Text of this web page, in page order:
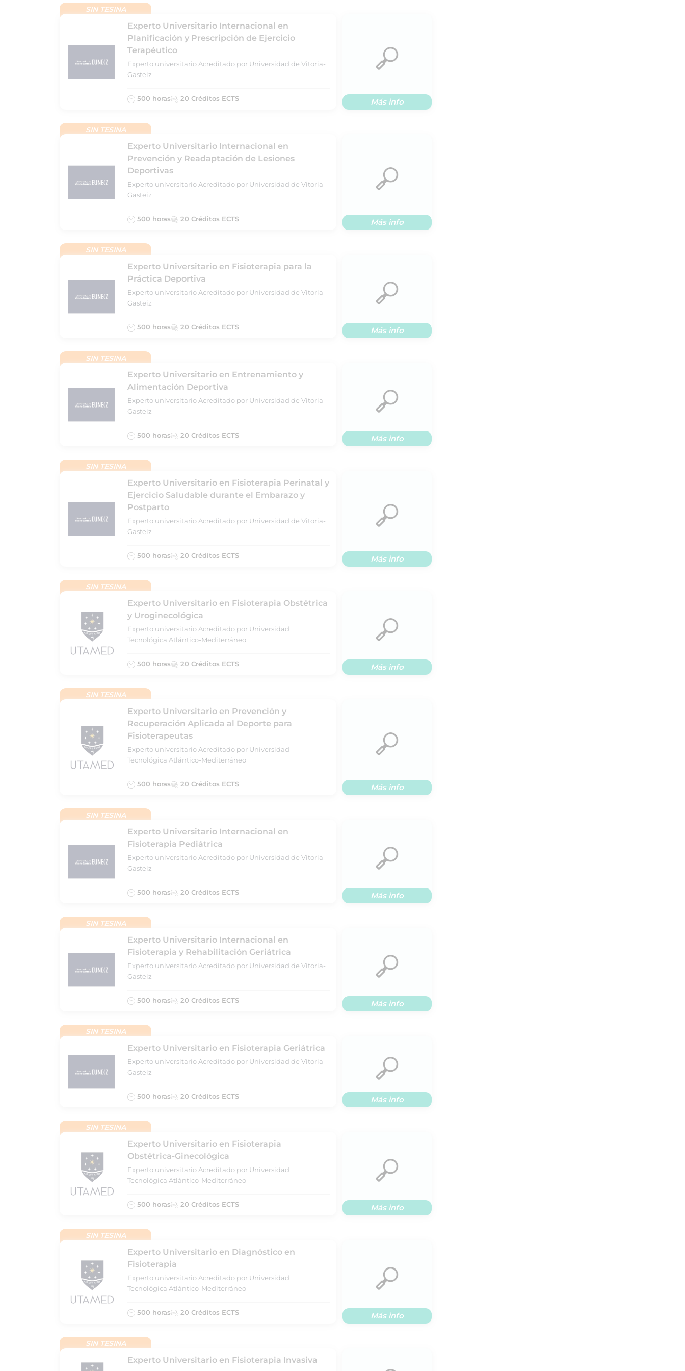
SIN TESINA
Experto Universitario Internacional en
Planificación y Prescripción de Ejercicio
Terapéutico
Experto universitario Acreditado por Universidad de Vitoria-
Gasteiz
500 horas 20 Créditos ECTS Más info
SIN TESINA
Experto Universitario Internacional en
Prevención y Readaptación de Lesiones
Deportivas
Experto universitario Acreditado por Universidad de Vitoria-
Gasteiz
500 horas 20 Créditos ECTS Más info
SIN TESINA
Experto Universitario en Fisioterapia para la
Práctica Deportiva
Experto universitario Acreditado por Universidad de Vitoria-
Gasteiz
500 horas 20 Créditos ECTS Más info
SIN TESINA
Experto Universitario en Entrenamiento y
Alimentación Deportiva
Experto universitario Acreditado por Universidad de Vitoria-
Gasteiz
500 horas 20 Créditos ECTS Más info
SIN TESINA
Experto Universitario en Fisioterapia Perinatal y
Ejercicio Saludable durante el Embarazo y
Postparto
Experto universitario Acreditado por Universidad de Vitoria-
Gasteiz
500 horas 20 Créditos ECTS Más info
SIN TESINA
Experto Universitario en Fisioterapia Obstétrica
y Uroginecológica
Experto universitario Acreditado por Universidad
Tecnológica Atlántico-Mediterráneo
500 horas 20 Créditos ECTS Más info
SIN TESINA
Experto Universitario en Prevención y
Recuperación Aplicada al Deporte para
Fisioterapeutas
Experto universitario Acreditado por Universidad
Tecnológica Atlántico-Mediterráneo
500 horas 20 Créditos ECTS Más info
SIN TESINA
Experto Universitario Internacional en
Fisioterapia Pediátrica
Experto universitario Acreditado por Universidad de Vitoria-
Gasteiz
500 horas 20 Créditos ECTS Más info
SIN TESINA
Experto Universitario Internacional en
Fisioterapia y Rehabilitación Geriátrica
Experto universitario Acreditado por Universidad de Vitoria-
Gasteiz
500 horas 20 Créditos ECTS Más info
SIN TESINA
Experto Universitario en Fisioterapia Geriátrica
Experto universitario Acreditado por Universidad de Vitoria-
Gasteiz
500 horas 20 Créditos ECTS Más info
SIN TESINA
Experto Universitario en Fisioterapia
Obstétrica-Ginecológica
Experto universitario Acreditado por Universidad
Tecnológica Atlántico-Mediterráneo
500 horas 20 Créditos ECTS Más info
SIN TESINA
Experto Universitario en Diagnóstico en
Fisioterapia
Experto universitario Acreditado por Universidad
Tecnológica Atlántico-Mediterráneo
500 horas 20 Créditos ECTS Más info
SIN TESINA
Experto Universitario en Fisioterapia Invasiva